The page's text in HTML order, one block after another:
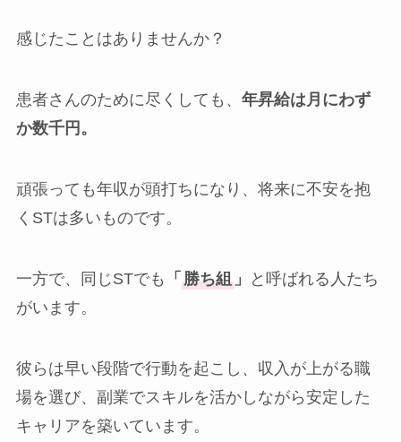
感じたことはありませんか？
患者さんのために尽くしても、 年昇給は月にわず
か数千円。
頑張っても年収が頭打ちになり、将来に不安を抱
くSTは多いものです。
一方で、同じSTでも 「 勝ち組」
と呼ばれる人たち
がいます。
彼らは早い段階で行動を起こし、収入が上がる職
場を選び、副業でスキルを活かしながら安定した
キャリアを築いています。